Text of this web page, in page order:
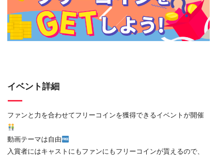
イベント詳細
ファンと力を合わせてフリーコインを獲得できるイベントが開催
動画テーマは自由
入賞者にはキャストにもファンにもフリーコインが貰えるので、